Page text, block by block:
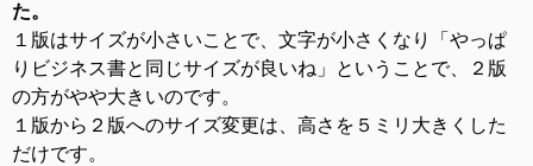
た。
１版はサイズが小さいことで、文字が小さくなり「やっぱ
りビジネス書と同じサイズが良いね」ということで、２版
の方がやや大きいのです。
１版から２版へのサイズ変更は、高さを５ミリ大きくした
だけです。